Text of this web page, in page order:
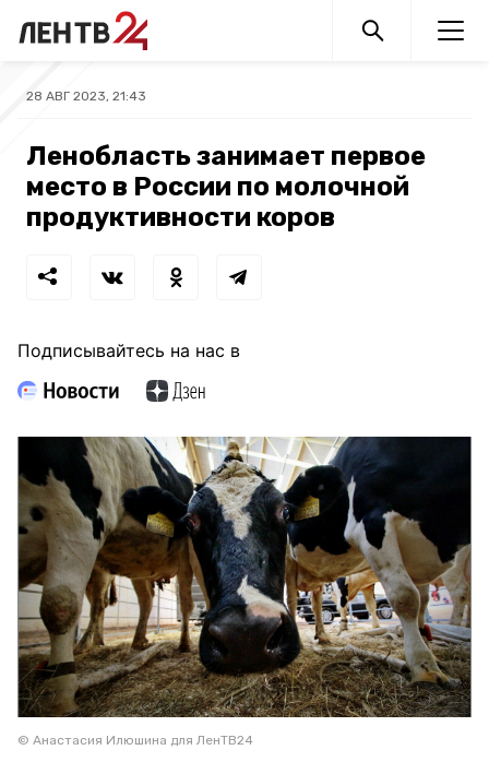
28 АВГ 2023, 21:43
Ленобласть занимает первое
место в России по молочной
продуктивности коров
Подписывайтесь на нас в
© Анастасия Илюшина для ЛенТВ24